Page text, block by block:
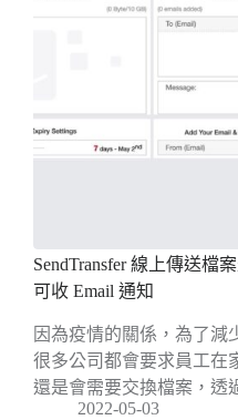
SendTransfer 線上傳送檔
可收 Email 通知
因為疫情的關係，為了減
很多公司都會要求員工在
還是會需要交換檔案，
2022-05-03